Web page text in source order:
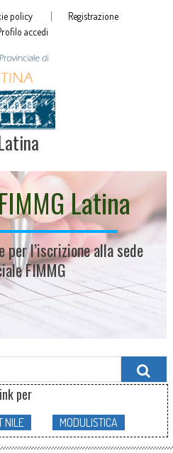
policy
Registrazione
accedi
Latina
per l’iscrizione alla sede
FIMMG
Search
for:
per
NILE MODULISTICA